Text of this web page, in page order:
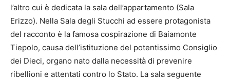
l’altro cui è dedicata la sala dell’appartamento (Sala
Erizzo). Nella Sala degli Stucchi ad essere protagonista
del racconto è la famosa cospirazione di Baiamonte
Tiepolo, causa dell’istituzione del potentissimo Consiglio
dei Dieci, organo nato dalla necessità di prevenire
ribellioni e attentati contro lo Stato. La sala seguente